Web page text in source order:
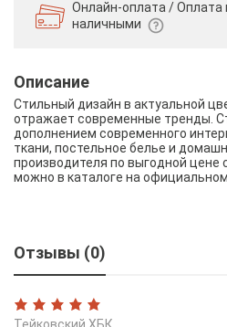
Онлайн-оплата / Оплата
наличными
Описание
Стильный дизайн в актуальной
отражает современные тренды.
дополнением современного
ткани, постельное белье и
производителя по выгодной цене
можно в каталоге на
Отзывы (0)
Тейковский ХБК